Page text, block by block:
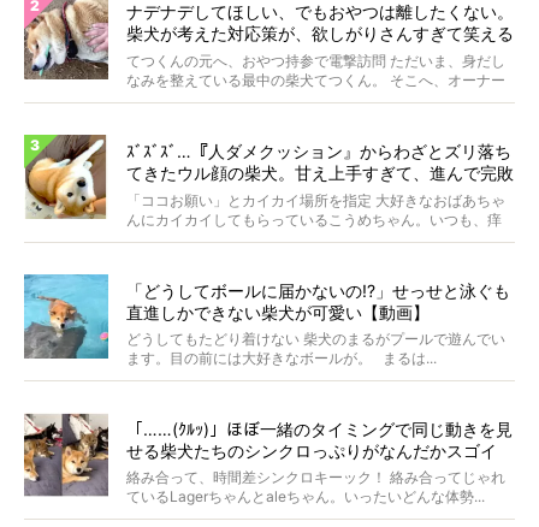
ナデナデしてほしい、でもおやつは離したくない。
柴犬が考えた対応策が、欲しがりさんすぎて笑える
【動画】
てつくんの元へ、おやつ持参で電撃訪問 ただいま、身だし
なみを整えている最中の柴犬てつくん。 そこへ、オーナー
さ...
ｽﾞｽﾞｽﾞ…『人ダメクッション』からわざとズリ落ち
てきたウル顔の柴犬。甘え上手すぎて、進んで完敗
したい。【動画】
「ココお願い」とカイカイ場所を指定 大好きなおばあちゃ
んにカイカイしてもらっているこうめちゃん。いつも、痒
いと...
「どうしてボールに届かないの!?」せっせと泳ぐも
直進しかできない柴犬が可愛い【動画】
どうしてもたどり着けない 柴犬のまるがプールで遊んでい
ます。目の前には大好きなボールが。 まるは...
「……(ｸﾙｯ)」ほぼ一緒のタイミングで同じ動きを見
せる柴犬たちのシンクロっぷりがなんだかスゴイ
絡み合って、時間差シンクロキーック！ 絡み合ってじゃれ
ているLagerちゃんとaleちゃん。いったいどんな体勢...